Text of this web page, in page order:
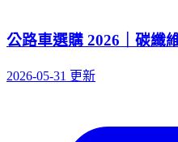
公路車選購 2026｜碳纖
2026-05-31 更新